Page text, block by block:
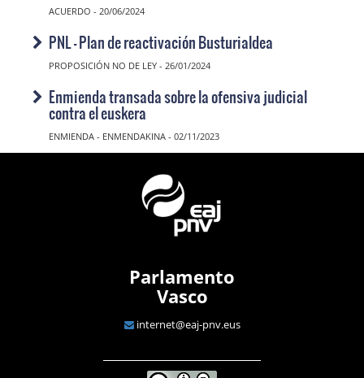
ACUERDO - 20/06/2024
PNL - Plan de reactivación Busturialdea
PROPOSICIÓN NO DE LEY - 26/01/2024
Enmienda transada sobre la ofensiva judicial
contra el euskera
ENMIENDA - ENMENDAKINA - 02/11/2023
Parlamento
Vasco
internet@eaj-pnv.eus